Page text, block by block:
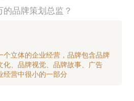
品牌策划总监？
个立体的企业经营，品牌包含品牌
化、品牌视觉、品牌故事、广告